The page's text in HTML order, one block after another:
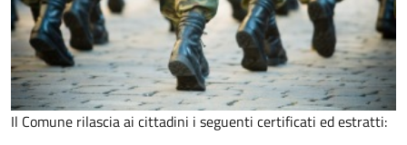
Il Comune rilascia ai cittadini i seguenti certificati ed estratti: